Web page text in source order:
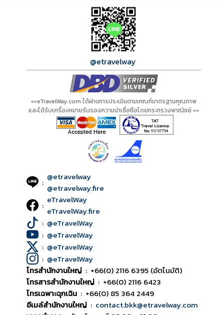
@etravelway
==eTravelWay.com ได้ผ่านการประเมินตามเกณฑ์มาตรฐานคุณภาพ
และได้รับเครื่องหมายรับรองความน่าเชื่อถือโดยกระทรวงพาณิชย์ ==
: @etravelway
@etravelway.fire
: eTravelWay
eTravelWay.fire
: @eTravelWay
: @eTravelWay
: @eTravelWay
: @eTravelWay
โทรสำนักงานใหญ่ : +66(0) 2116 6395 (อัตโนมัติ)
โทรสารสำนักงานใหญ่ : +66(0) 2116 6423
โทรเฉพาะฉุกเฉิน : +66(0) 85 364 2449
อีเมล์สำนักงานใหญ่ : contact.bkk@etravelway.com